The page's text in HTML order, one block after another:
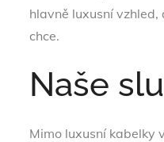
hlavně luxusní
chce.
Naše
Mimo luxusní kabelky